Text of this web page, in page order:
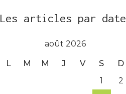
Les articles par date
août 2026
L M M J V S
D
1
2